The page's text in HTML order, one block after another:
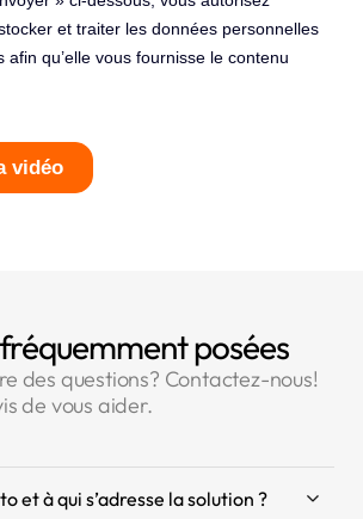
posées
des questions? Contactez-nous!
de vous aider.
et à qui s’adresse la solution ?